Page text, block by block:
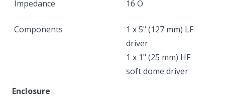
Impedance 16 O
Components
1 x 5" (127 mm) LF
driver
1 x 1" (25 mm) HF
soft dome driver
Enclosure